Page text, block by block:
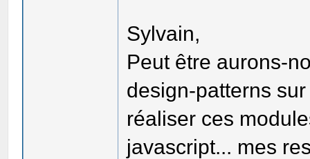
Sylvain,
Peut être aurons-
design-patterns
réaliser ces
javascript... mes